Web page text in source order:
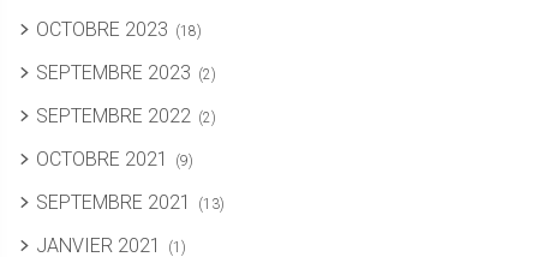
OCTOBRE 2023 (18)
SEPTEMBRE 2023 (2)
SEPTEMBRE 2022 (2)
OCTOBRE 2021 (9)
SEPTEMBRE 2021 (13)
JANVIER 2021 (1)